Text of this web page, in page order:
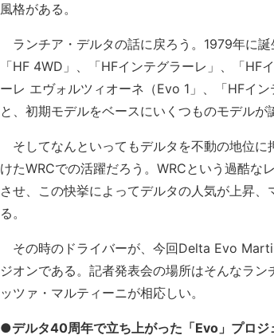
風格がある。
ランチア・デルタの話に戻ろう。1979年に誕
「HF 4WD」、「HFインテグラーレ」、「HF
ーレ エヴォルツィオーネ（Evo 1」、「HFイ
と、初期モデルをベースにいくつものモデルが
そしてなんといってもデルタを不動の地位に
けたWRCでの活躍だろう。WRCという過酷な
させ、この快挙によってデルタの人気が上昇
る。
その時のドライバーが、今回Delta Evo
ジオンである。記者発表会の場所はそんなラ
ッツァ・マルティーニが相応しい。
●デルタ40周年で立ち上がった「Evo」プロジ